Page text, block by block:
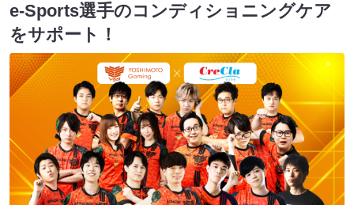
e-Sports選手のコンディショニングケア
をサポート！